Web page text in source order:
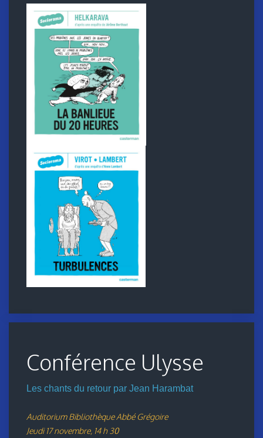
Conférence Ulysse
Les chants du retour par Jean Harambat
Auditorium Bibliothèque Abbé Grégoire
Jeudi 17 novembre, 14 h 30